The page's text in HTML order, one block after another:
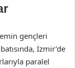
gençleri
İzmir’de
paralel